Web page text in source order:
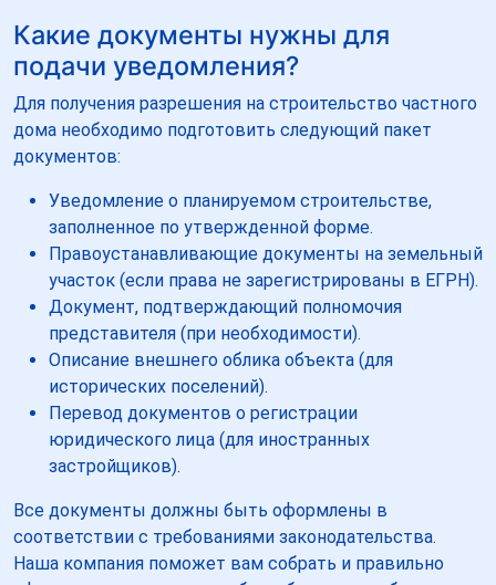
Какие документы нужны для
подачи уведомления?
Для получения разрешения на строительство частного
дома необходимо подготовить следующий пакет
документов:
Уведомление о планируемом строительстве,
заполненное по утвержденной форме.
Правоустанавливающие документы на земельный
участок (если права не зарегистрированы в ЕГРН).
Документ, подтверждающий полномочия
представителя (при необходимости).
Описание внешнего облика объекта (для
исторических поселений).
Перевод документов о регистрации
юридического лица (для иностранных
застройщиков).
Все документы должны быть оформлены в
соответствии с требованиями законодательства.
Наша компания поможет вам собрать и правильно